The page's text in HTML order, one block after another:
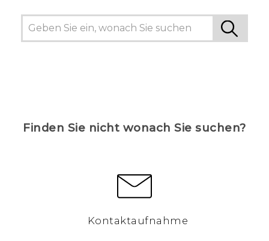
Finden Sie nicht wonach Sie suchen?
Kontaktaufnahme